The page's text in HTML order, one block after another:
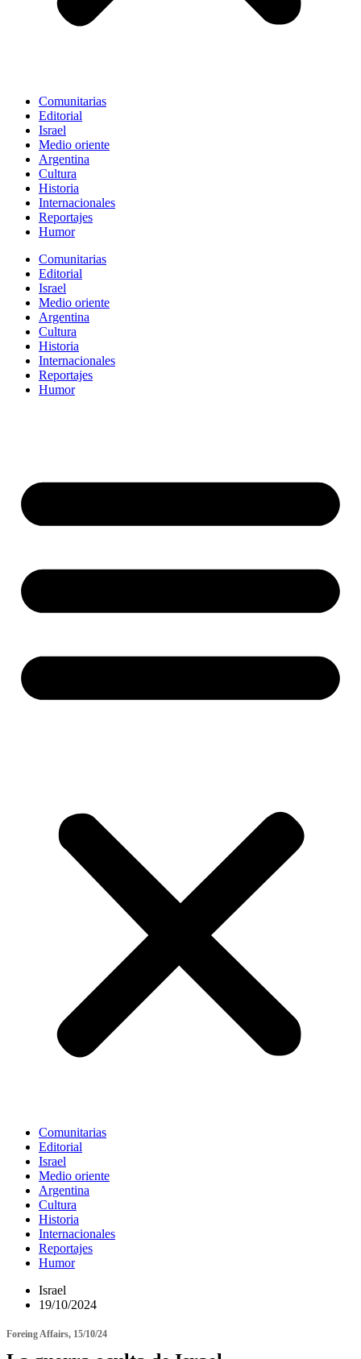
Comunitarias
Editorial
Israel
Medio oriente
Argentina
Cultura
Historia
Internacionales
Reportajes
Humor
Comunitarias
Editorial
Israel
Medio oriente
Argentina
Cultura
Historia
Internacionales
Reportajes
Humor
Comunitarias
Editorial
Israel
Medio oriente
Argentina
Cultura
Historia
Internacionales
Reportajes
Humor
Israel
19/10/2024
Foreing Affairs, 15/10/24